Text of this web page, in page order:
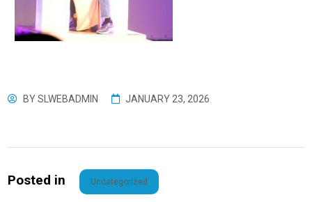
BYSLWEBADMIN JANUARY 23, 2026
Posted in Uncategorized